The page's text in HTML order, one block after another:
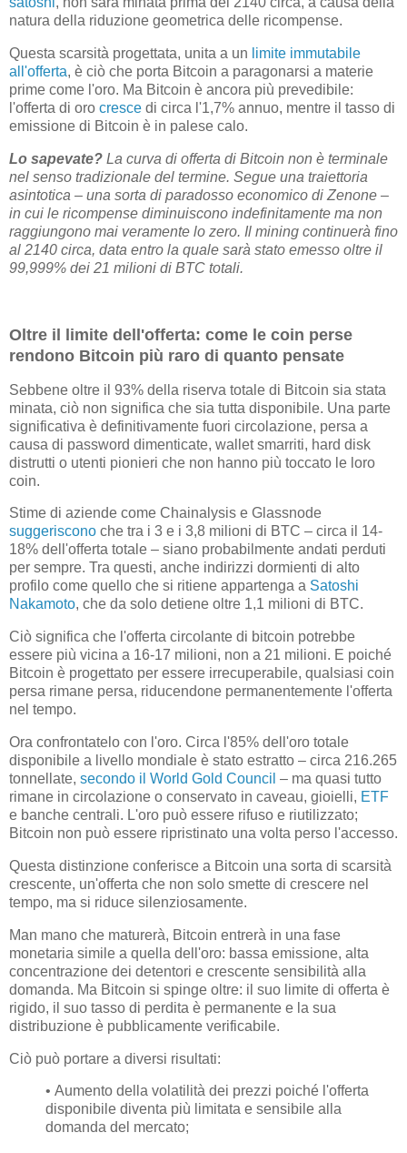
natura della riduzione geometrica delle ricompense.
Questa scarsità progettata, unita a un limite immutabile
all'offerta, è ciò che porta Bitcoin a paragonarsi a materie
prime come l'oro. Ma Bitcoin è ancora più prevedibile:
l'offerta di oro cresce di circa l'1,7% annuo, mentre il tasso di
emissione di Bitcoin è in palese calo.
Lo sapevate? La curva di offerta di Bitcoin non è terminale
nel senso tradizionale del termine. Segue una traiettoria
asintotica – una sorta di paradosso economico di Zenone –
in cui le ricompense diminuiscono indefinitamente ma non
raggiungono mai veramente lo zero. Il mining continuerà fino
al 2140 circa, data entro la quale sarà stato emesso oltre il
99,999% dei 21 milioni di BTC totali.
Oltre il limite dell'offerta: come le coin perse
rendono Bitcoin più raro di quanto pensate
Sebbene oltre il 93% della riserva totale di Bitcoin sia stata
minata, ciò non significa che sia tutta disponibile. Una parte
significativa è definitivamente fuori circolazione, persa a
causa di password dimenticate, wallet smarriti, hard disk
distrutti o utenti pionieri che non hanno più toccato le loro
coin.
Stime di aziende come Chainalysis e Glassnode
suggeriscono che tra i 3 e i 3,8 milioni di BTC – circa il 14-
18% dell'offerta totale – siano probabilmente andati perduti
per sempre. Tra questi, anche indirizzi dormienti di alto
profilo come quello che si ritiene appartenga a Satoshi
Nakamoto, che da solo detiene oltre 1,1 milioni di BTC.
Ciò significa che l'offerta circolante di bitcoin potrebbe
essere più vicina a 16-17 milioni, non a 21 milioni. E poiché
Bitcoin è progettato per essere irrecuperabile, qualsiasi coin
persa rimane persa, riducendone permanentemente l'offerta
nel tempo.
Ora confrontatelo con l'oro. Circa l'85% dell'oro totale
disponibile a livello mondiale è stato estratto – circa 216.265
tonnellate, secondo il World Gold Council – ma quasi tutto
rimane in circolazione o conservato in caveau, gioielli, ETF
e banche centrali. L'oro può essere rifuso e riutilizzato;
Bitcoin non può essere ripristinato una volta perso l'accesso.
Questa distinzione conferisce a Bitcoin una sorta di scarsità
crescente, un'offerta che non solo smette di crescere nel
tempo, ma si riduce silenziosamente.
Man mano che maturerà, Bitcoin entrerà in una fase
monetaria simile a quella dell'oro: bassa emissione, alta
concentrazione dei detentori e crescente sensibilità alla
domanda. Ma Bitcoin si spinge oltre: il suo limite di offerta è
rigido, il suo tasso di perdita è permanente e la sua
distribuzione è pubblicamente verificabile.
Ciò può portare a diversi risultati:
• Aumento della volatilità dei prezzi poiché l'offerta
disponibile diventa più limitata e sensibile alla
domanda del mercato;